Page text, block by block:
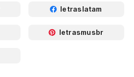
letraslatam
letrasmusbr